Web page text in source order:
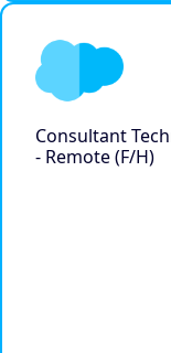
Consultant
- Remote (F/H)